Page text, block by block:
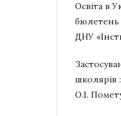
Освіта в
бюлетень
ДНУ
школярів
О.І.